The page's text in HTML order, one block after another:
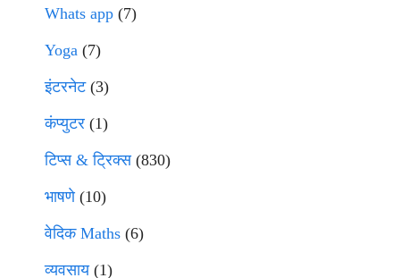
Whats app (7)
Yoga (7)
इंटरनेट(3)
कंप्युटर (1)
टिप्स & ट्रिक्स(830)
भाषणे(10)
वेदिक Maths (6)
व्यवसाय(1)